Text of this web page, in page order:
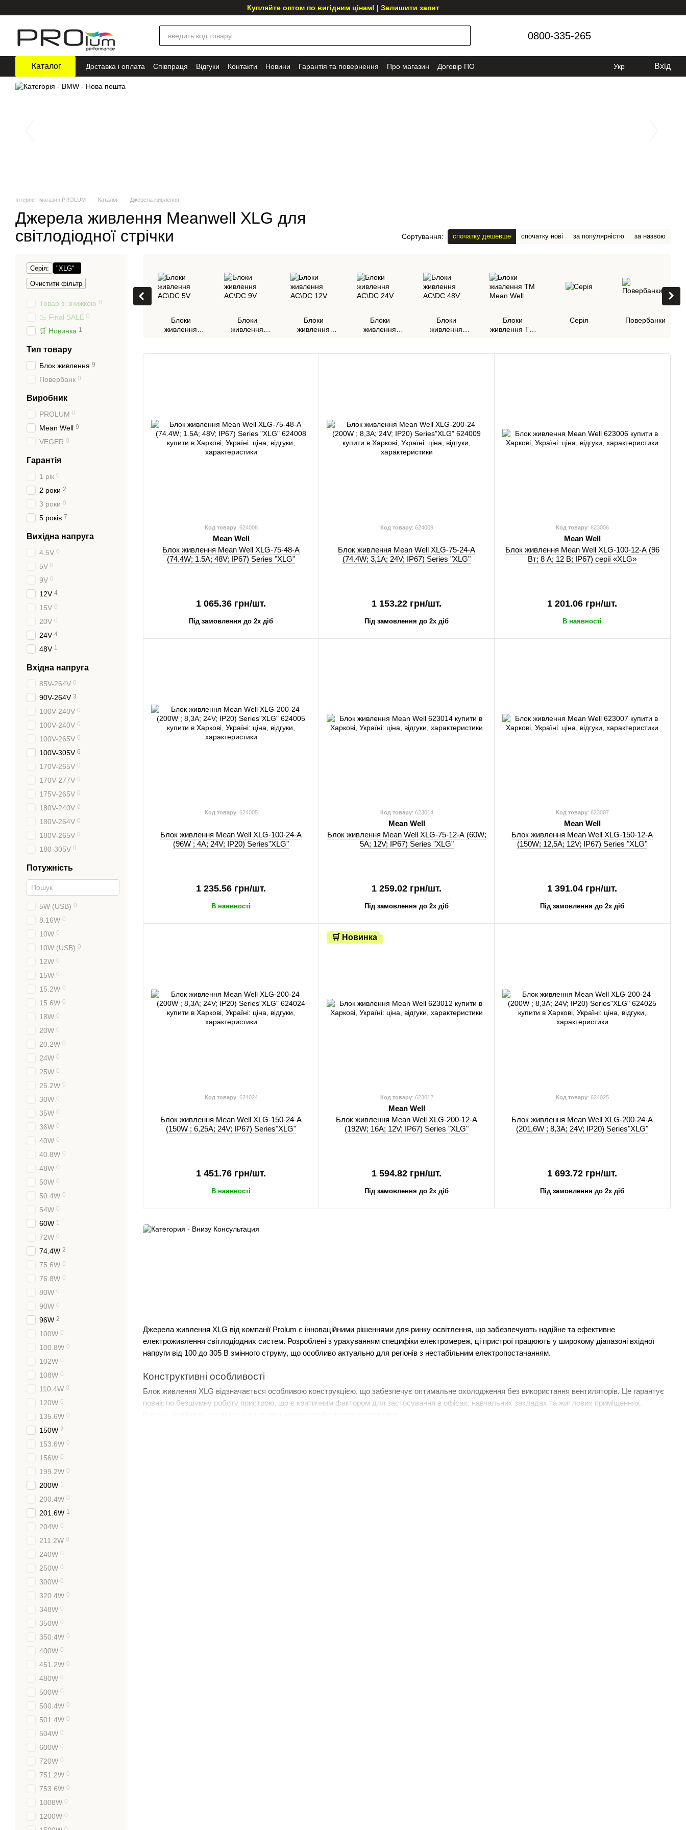
Купляйте оптом по вигідним цінам! | Залишити запит
0800-335-265
Каталог Доставка і оплата Співпраця Відгуки Контакти Новини Гарантія та повернення Про магазин Договір ПО Укр Вхід
Інтернет-магазин PROLUM Каталог Джерела живлення
Джерела живлення Meanwell XLG для
світлодіодної стрічки
Сортування: спочатку дешевше спочатку нові за популярністю за назвою
Блоки
живлення
Блоки
живлення
Блоки
живлення
Блоки
живлення
Блоки
живлення
Блоки
живлення ТМ
Cерія Повербанки
Джерела живлення XLG від компанії Prolum є інноваційними рішеннями для ринку освітлення, що забезпечують надійне та ефективне
електроживлення світлодіодних систем. Розроблені з урахуванням специфіки електромереж, ці пристрої працюють у широкому діапазоні вхідної
напруги від 100 до 305 В змінного струму, що особливо актуально для регіонів з нестабільним електропостачанням.
Конструктивні особливості
Блок живлення XLG відзначається особливою конструкцією, що забезпечує оптимальне охолодження без використання вентиляторів. Це гарантує
повністю безшумну роботу пристрою, що є критичним фактором для застосування в офісах, навчальних закладах та житлових приміщеннях.
Код товару: 624008
Mean Well
Блок живлення Mean Well XLG-75-48-A
(74.4W; 1.5A; 48V; IP67) Series "XLG"
1 065.36 грн/шт.
Під замовлення до 2х діб
Код товару: 624009
Блок живлення Mean Well XLG-75-24-A
(74.4W; 3,1A; 24V; IP67) Series "XLG"
1 153.22 грн/шт.
Під замовлення до 2х діб
Код товару: 623006
Mean Well
Блок живлення Mean Well XLG-100-12-A (96
Вт; 8 А; 12 В; IP67) серії «XLG»
1 201.06 грн/шт.
В наявності
Код товару: 624005
Блок живлення Mean Well XLG-100-24-A
(96W ; 4A; 24V; IP20) Series"XLG"
1 235.56 грн/шт.
В наявності
Код товару: 623014
Mean Well
Блок живлення Mean Well XLG-75-12-A (60W;
5A; 12V; IP67) Series "XLG"
1 259.02 грн/шт.
Під замовлення до 2х діб
Код товару: 623007
Mean Well
Блок живлення Mean Well XLG-150-12-A
(150W; 12,5A; 12V; IP67) Series "XLG"
1 391.04 грн/шт.
Під замовлення до 2х діб
Код товару: 624024
Блок живлення Mean Well XLG-150-24-A
(150W ; 6,25A; 24V; IP67) Series"XLG"
1 451.76 грн/шт.
В наявності
🛒 Новинка
Код товару: 623012
Mean Well
Блок живлення Mean Well XLG-200-12-A
(192W; 16A; 12V; IP67) Series "XLG"
1 594.82 грн/шт.
Під замовлення до 2х діб
Код товару: 624025
Блок живлення Mean Well XLG-200-24-A
(201,6W ; 8,3A; 24V; IP20) Series"XLG"
1 693.72 грн/шт.
Під замовлення до 2х діб
Серія:
"XLG"
Очистити фільтр
Товар зі знижкою 0
📉 Final SALE 0
🛒 Новинка 1
Тип товару
Блок живлення 9
Повербанк 0
Виробник
PROLUM 0
Mean Well 9
VEGER 0
Гарантія
1 рік 0
2 роки 2
3 роки 0
5 років 7
Вихідна напруга
4.5V 0
5V 0
9V 0
12V 4
15V 0
20V 0
24V 4
48V 1
Вхідна напруга
85V-264V 0
90V-264V 3
100V-240V 0
100V-240V 0
100V-265V 0
100V-305V 6
170V-265V 0
170V-277V 0
175V-265V 0
180V-240V 0
180V-264V 0
180V-265V 0
180-305V 0
Потужність
5W (USB) 0
8.16W 0
10W 0
10W (USB) 0
12W 0
15W 0
15.2W 0
15.6W 0
18W 0
20W 0
20.2W 0
24W 0
25W 0
25.2W 0
30W 0
35W 0
36W 0
40W 0
40.8W 0
48W 0
50W 0
50.4W 0
54W 0
60W 1
72W 0
74.4W 2
75.6W 0
76.8W 0
80W 0
90W 0
96W 2
100W 0
100.8W 0
102W 0
108W 0
110.4W 0
120W 0
135.6W 0
150W 2
153.6W 0
156W 0
199.2W 0
200W 1
200.4W 0
201.6W 1
204W 0
211.2W 0
240W 0
250W 0
300W 0
320.4W 0
348W 0
350W 0
350.4W 0
400W 0
451.2W 0
480W 0
500W 0
500.4W 0
501.4W 0
504W 0
600W 0
720W 0
751.2W 0
753.6W 0
1008W 0
1200W 0